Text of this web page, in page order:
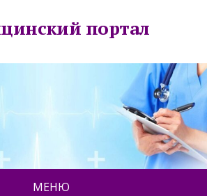
портал
МЕНЮ